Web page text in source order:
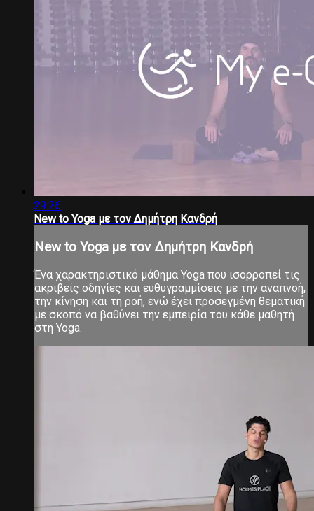
29:26
New to Yoga με τον Δημήτρη Κανδρή
New to Yoga με τον Δημήτρη Κανδρή
Ένα χαρακτηριστικό μάθημα Yoga που ισορροπεί τις
ακριβείς οδηγίες και ευθυγραμμίσεις με την αναπνοή,
την κίνηση και τη ροή, ενώ έχει προσεγμένη θεματική
με σκοπό να βαθύνει την εμπειρία του κάθε μαθητή
στη Yoga.